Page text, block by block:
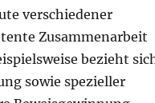
verschiedener
Zusammenarbeit
bezieht
sowie spezieller